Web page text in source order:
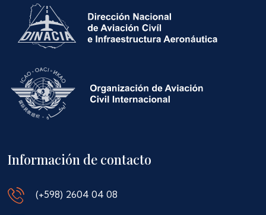
Información de contacto
(+598) 2604 04 08